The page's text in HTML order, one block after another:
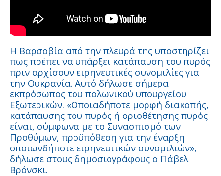
Η Βαρσοβία από την πλευρά της υποστηρίζει
πως πρέπει να υπάρξει κατάπαυση του πυρός
πριν αρχίσουν ειρηνευτικές συνομιλίες για
την Ουκρανία. Αυτό δήλωσε σήμερα
εκπρόσωπος του πολωνικού υπουργείου
Εξωτερικών. «Οποιαδήποτε μορφή διακοπής,
κατάπαυσης του πυρός ή οριοθέτησης πυρός
είναι, σύμφωνα με το Συνασπισμό των
Προθύμων, προϋπόθεση για την έναρξη
οποιωνδήποτε ειρηνευτικών συνομιλιών»,
δήλωσε στους δημοσιογράφους ο Πάβελ
Βρόνσκι.